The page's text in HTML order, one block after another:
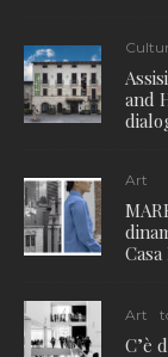
and
Art
Art
C’è